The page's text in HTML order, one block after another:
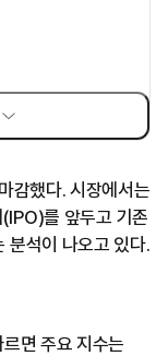
감했다. 시장에서는
를 앞두고 기존
분석이 나오고 있다.
면 주요 지수는